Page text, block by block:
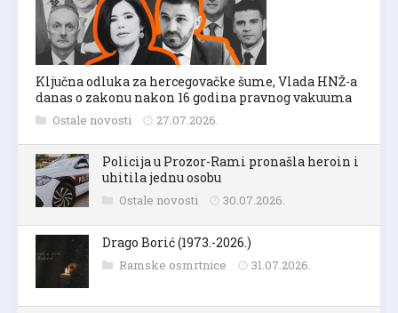
Ključna odluka za hercegovačke šume, Vlada HNŽ-a
danas o zakonu nakon 16 godina pravnog vakuuma
Ostale novosti 27.07.2026.
Policija u Prozor-Rami pronašla heroin i
uhitila jednu osobu
Ostale novosti 30.07.2026.
Drago Borić (1973.-2026.)
Ramske osmrtnice 31.07.2026.